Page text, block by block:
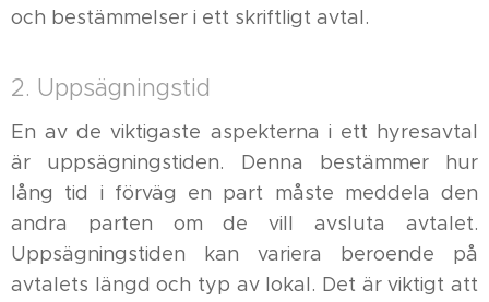
och bestämmelser i ett skriftligt avtal.
2. Uppsägningstid
En av de viktigaste aspekterna i ett hyresavtal
är uppsägningstiden. Denna bestämmer hur
lång tid i förväg en part måste meddela den
andra parten om de vill avsluta avtalet.
Uppsägningstiden kan variera beroende på
avtalets längd och typ av lokal. Det är viktigt att